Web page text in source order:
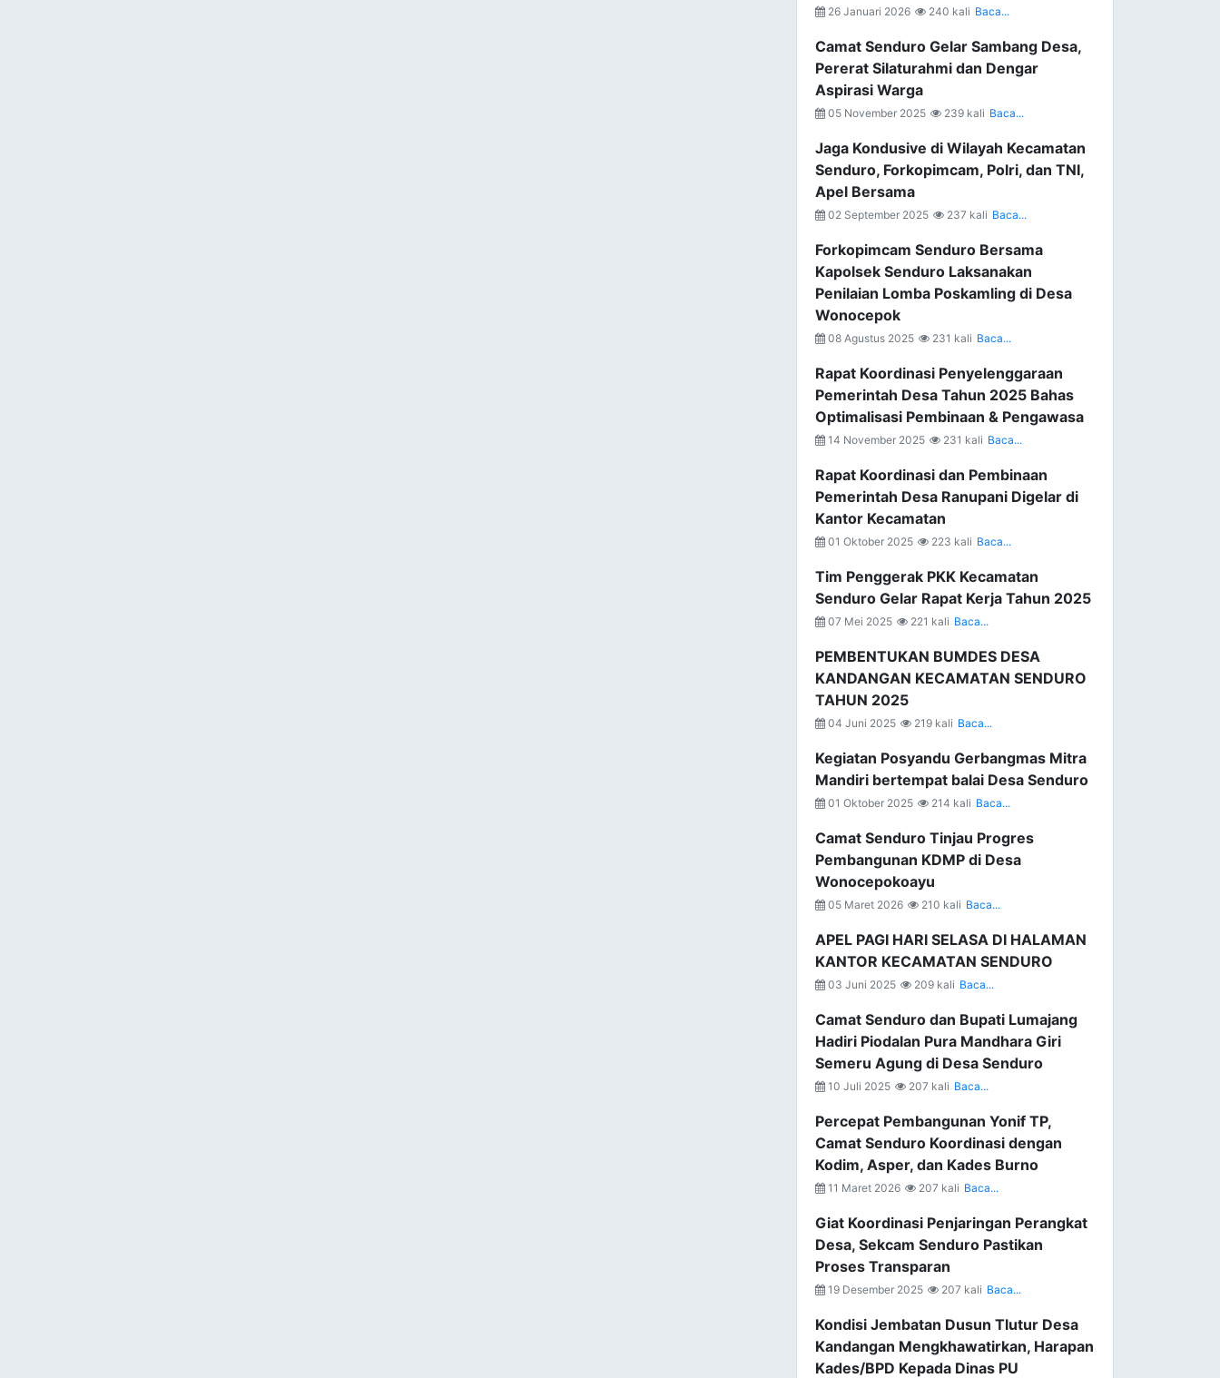
26 Januari 2026 240 kali Baca...
Camat Senduro Gelar Sambang Desa,
Pererat Silaturahmi dan Dengar
Aspirasi Warga
05 November 2025 239 kali Baca...
Jaga Kondusive di Wilayah Kecamatan
Senduro, Forkopimcam, Polri, dan TNI,
Apel Bersama
02 September 2025 237 kali Baca...
Forkopimcam Senduro Bersama
Kapolsek Senduro Laksanakan
Penilaian Lomba Poskamling di Desa
Wonocepok
08 Agustus 2025 231 kali Baca...
Rapat Koordinasi Penyelenggaraan
Pemerintah Desa Tahun 2025 Bahas
Optimalisasi Pembinaan & Pengawasa
14 November 2025 231 kali Baca...
Rapat Koordinasi dan Pembinaan
Pemerintah Desa Ranupani Digelar di
Kantor Kecamatan
01 Oktober 2025 223 kali Baca...
Tim Penggerak PKK Kecamatan
Senduro Gelar Rapat Kerja Tahun 2025
07 Mei 2025 221 kali Baca...
PEMBENTUKAN BUMDES DESA
KANDANGAN KECAMATAN SENDURO
TAHUN 2025
04 Juni 2025 219 kali Baca...
Kegiatan Posyandu Gerbangmas Mitra
Mandiri bertempat balai Desa Senduro
01 Oktober 2025 214 kali Baca...
Camat Senduro Tinjau Progres
Pembangunan KDMP di Desa
Wonocepokoayu
05 Maret 2026 210 kali Baca...
APEL PAGI HARI SELASA DI HALAMAN
KANTOR KECAMATAN SENDURO
03 Juni 2025 209 kali Baca...
Camat Senduro dan Bupati Lumajang
Hadiri Piodalan Pura Mandhara Giri
Semeru Agung di Desa Senduro
10 Juli 2025 207 kali Baca...
Percepat Pembangunan Yonif TP,
Camat Senduro Koordinasi dengan
Kodim, Asper, dan Kades Burno
11 Maret 2026 207 kali Baca...
Giat Koordinasi Penjaringan Perangkat
Desa, Sekcam Senduro Pastikan
Proses Transparan
19 Desember 2025 207 kali Baca...
Kondisi Jembatan Dusun Tlutur Desa
Kandangan Mengkhawatirkan, Harapan
Kades/BPD Kepada Dinas PU